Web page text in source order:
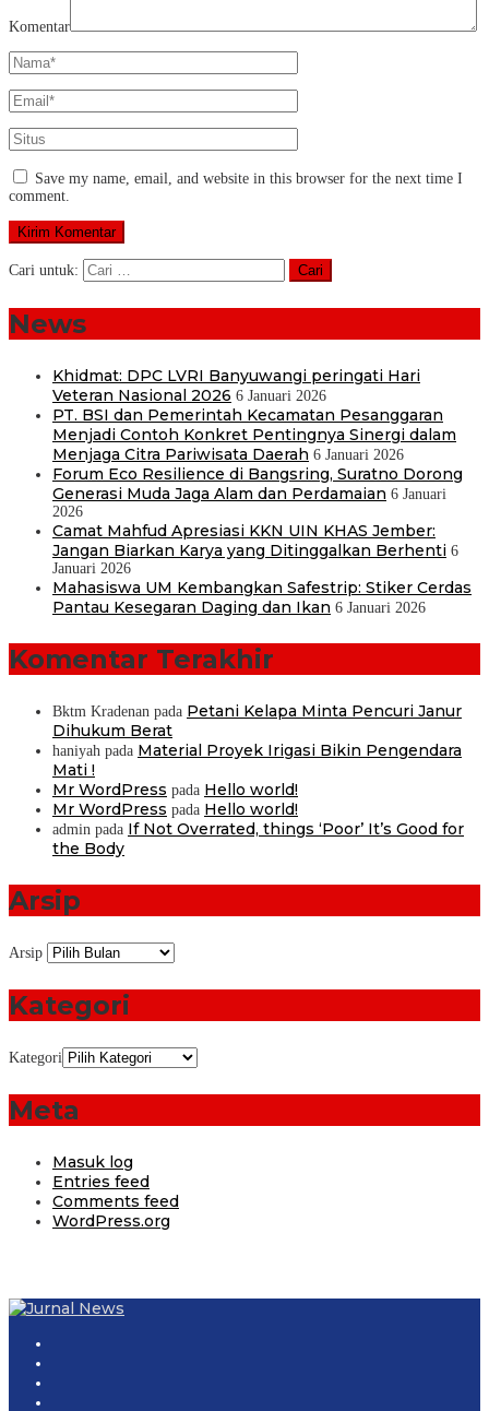
Komentar
Save my name, email, and website in this browser for the next time I
comment.
Cari untuk:
News
Khidmat: DPC LVRI Banyuwangi peringati Hari
Veteran Nasional 2026 6 Januari 2026
PT. BSI dan Pemerintah Kecamatan Pesanggaran
Menjadi Contoh Konkret Pentingnya Sinergi dalam
Menjaga Citra Pariwisata Daerah 6 Januari 2026
Forum Eco Resilience di Bangsring, Suratno Dorong
Generasi Muda Jaga Alam dan Perdamaian 6 Januari
2026
Camat Mahfud Apresiasi KKN UIN KHAS Jember:
Jangan Biarkan Karya yang Ditinggalkan Berhenti 6
Januari 2026
Mahasiswa UM Kembangkan Safestrip: Stiker Cerdas
Pantau Kesegaran Daging dan Ikan 6 Januari 2026
Komentar Terakhir
Bktm Kradenan pada Petani Kelapa Minta Pencuri Janur
Dihukum Berat
haniyah pada Material Proyek Irigasi Bikin Pengendara
Mati !
Mr WordPress pada Hello world!
Mr WordPress pada Hello world!
admin pada If Not Overrated, things ‘Poor’ It’s Good for
the Body
Arsip
Arsip
Kategori
Kategori
Meta
Masuk log
Entries feed
Comments feed
WordPress.org